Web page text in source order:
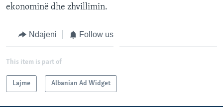
ekonominë dhe zhvillimin.
Ndajeni Follow us
This item is part of
Lajme Albanian Ad Widget